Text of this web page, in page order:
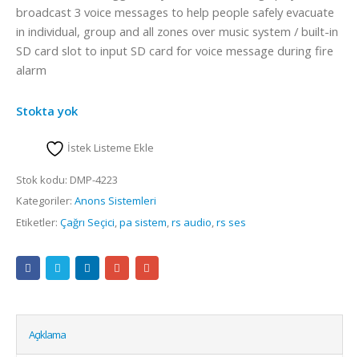
broadcast 3 voice messages to help people safely evacuate
in individual, group and all zones over music system / built-in
SD card slot to input SD card for voice message during fire
alarm
Stokta yok
İstek Listeme Ekle
Stok kodu: DMP-4223
Kategoriler: Anons Sistemleri
Etiketler: Çağrı Seçici,pa sistem,rs audio,rs ses
Açıklama